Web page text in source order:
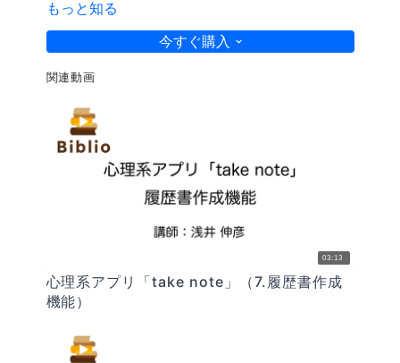
そんな「take note」の学会・研修会登録機能の使い方
もっと知る
今すぐ購入
関連動画
03:13
心理系アプリ「take note」（7.履歴書作成
機能）